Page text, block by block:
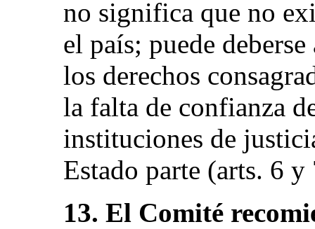
no significa que no
el país; puede
los derechos
la falta de confianza
instituciones de
Estado parte (arts. 6 y
13. El Comité